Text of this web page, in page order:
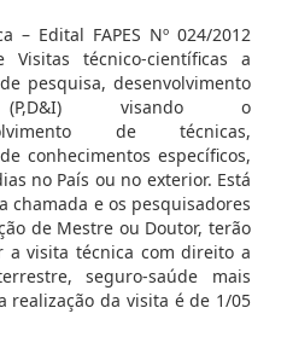
– Edital FAPES Nº 024/2012
Visitas técnico-científicas a
pesquisa, desenvolvimento
visando o
de técnicas,
conhecimentos específicos,
no País ou no exterior. Está
chamada e os pesquisadores
de Mestre ou Doutor, terão
a visita técnica com direito a
seguro-saúde mais
realização da visita é de 1/05